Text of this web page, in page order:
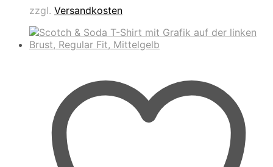
auf.
Die
Optionen
der
Produktseite
gewählt
zzgl. Versandkosten